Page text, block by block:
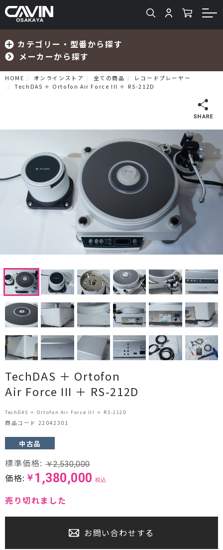
カテゴリー・型番から探す
メーカーから探す
検索
プリメインアンプ
プリアンプ
パワーアンプ
CDプレーヤー・レシーバー
ネットワークプレーヤー・D/Aコンバーター
レコードプレーヤー
スピーカー
オーディオアクセサリー
オーディオその他
AVアンプ
ＴＶ・レコーダー・プレーヤー
プロジェクター・スクリーン
サウンドバー・アンプ内蔵型スピーカー
センタースピーカー・サブウーファー
HOME オンラインストア 全ての商品
レコードプレーヤー
TechDAS ＋ Ortofon Air Force III ＋ RS-212D
TechDAS ＋ Ortofon
Air Force III ＋ RS-212D
TechDAS ＋ Ortofon Air Force III ＋ RS-212D
商品コード 22042301
中古品
標準価格: ￥2,530,000
価格: ￥ 1,380,000 税込
売り切れました
お問い合わせする